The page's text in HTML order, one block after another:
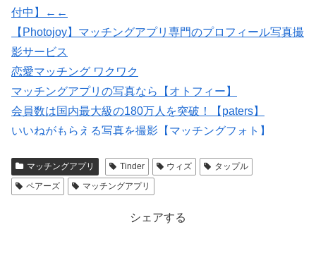
付中】←←
【Photojoy】マッチングアプリ専門のプロフィール写真撮
影サービス
恋愛マッチング ワクワク
マッチングアプリの写真なら【オトフィー】
会員数は国内最大級の180万人を突破！【paters】
いいねがもらえる写真を撮影【マッチングフォト】
紹介型マッチングアプリArchers(アーチャーズ)
マッチングアプリ Tinder ウィズ
タップル
ペアーズ
マッチングアプリ
シェアする